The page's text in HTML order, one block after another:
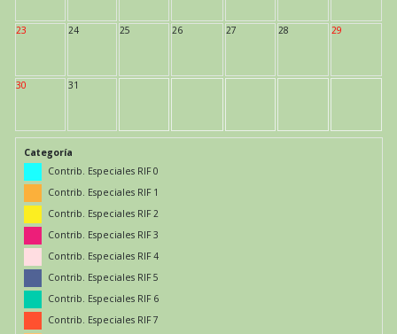
23 24 25 26 27 28 29
30 31
Categoría
Contrib. Especiales RIF 0
Contrib. Especiales RIF 1
Contrib. Especiales RIF 2
Contrib. Especiales RIF 3
Contrib. Especiales RIF 4
Contrib. Especiales RIF 5
Contrib. Especiales RIF 6
Contrib. Especiales RIF 7